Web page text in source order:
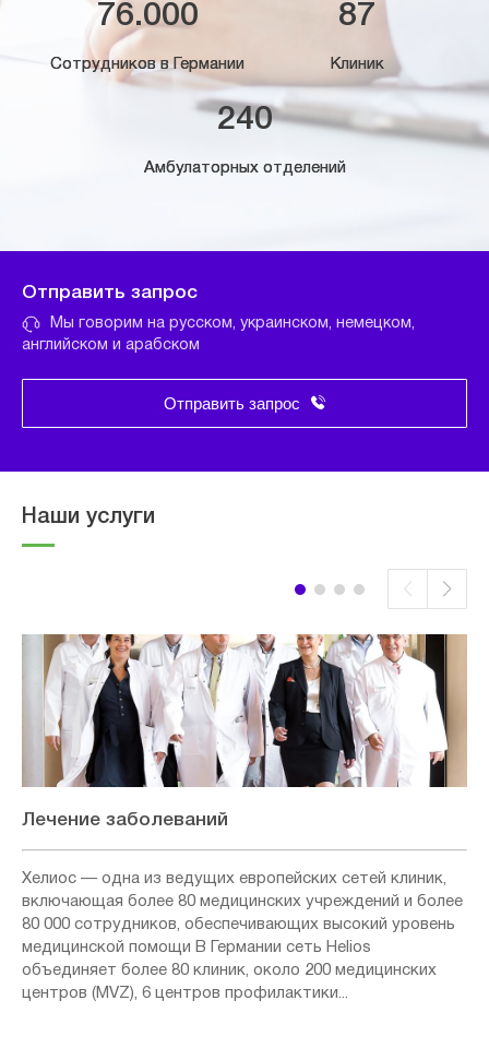
76.000
Сотрудников в Германии
87
Клиник
240
Амбулаторных отделений
Отправить запрос
Мы говорим на русском, украинском, немецком,
английском и арабском
Отправить запрос
Наши услуги
Лечение заболеваний
Хелиос — одна из ведущих европейских сетей клиник,
включающая более 80 медицинских учреждений и более
80 000 сотрудников, обеспечивающих высокий уровень
медицинской помощи В Германии сеть Helios
объединяет более 80 клиник, около 200 медицинских
центров (MVZ), 6 центров профилактики...